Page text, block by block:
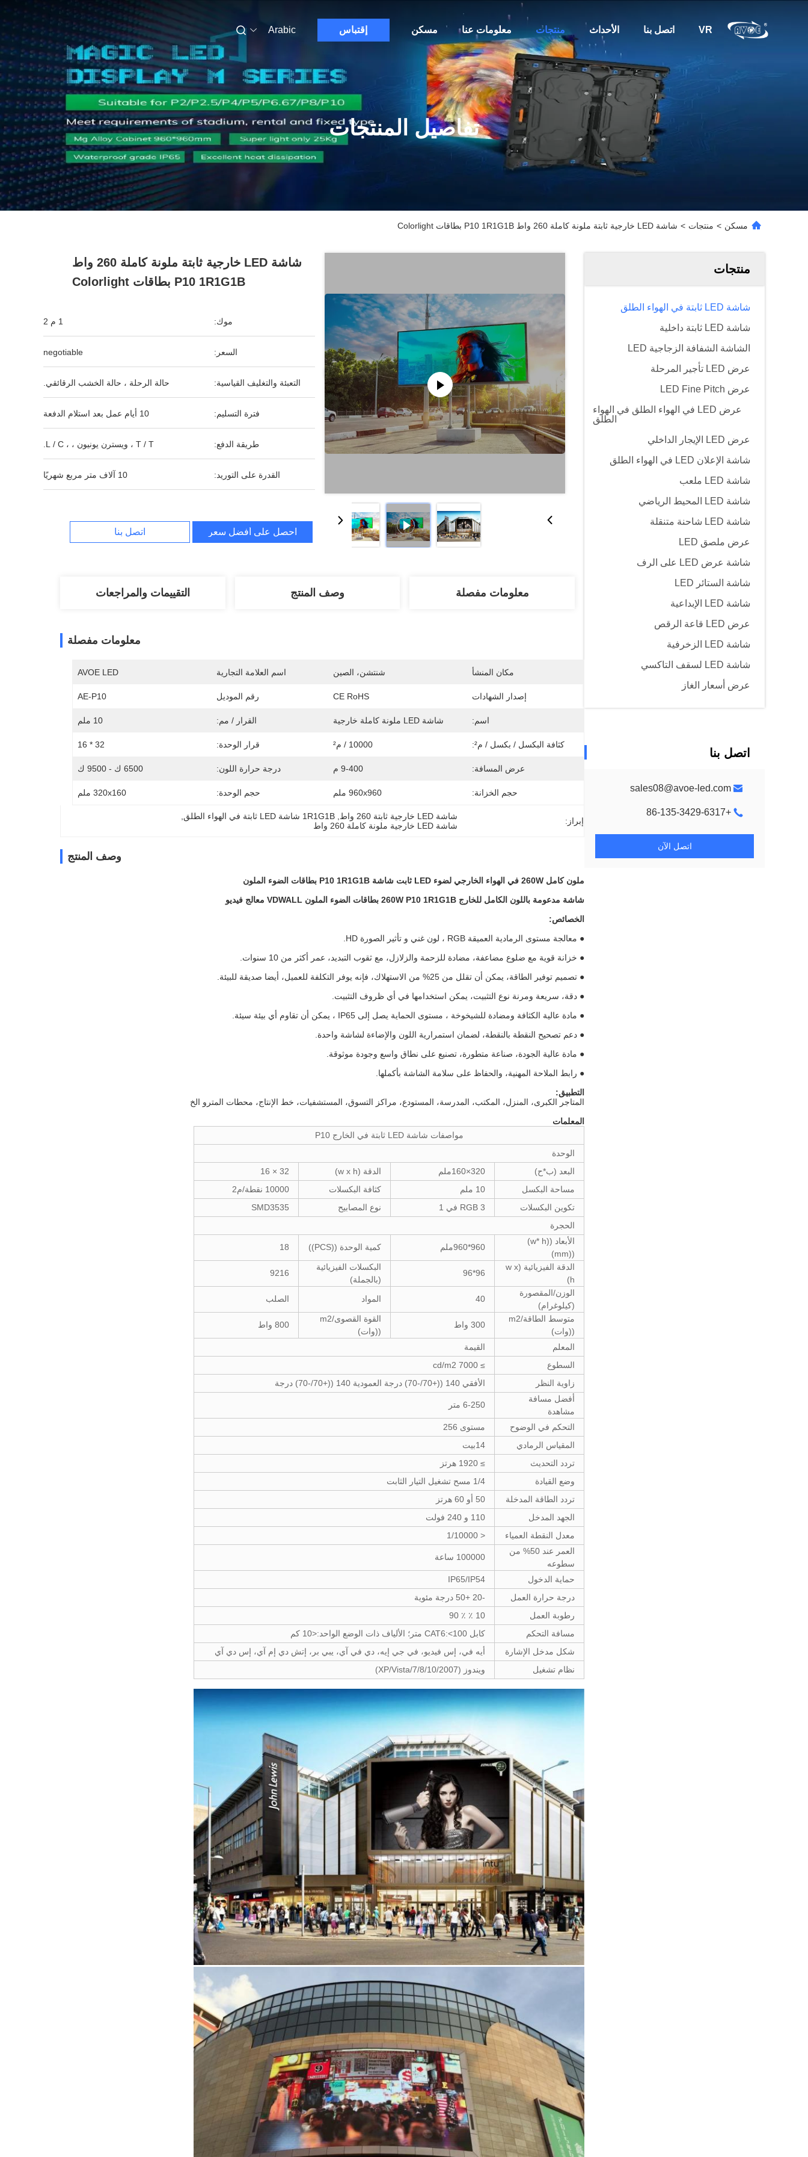
مسكن معلومات عنا منتجات الأحداث اتصل بنا VR إقتباس Arabic
تفاصيل المنتجات
مسكن > منتجات > شاشة LED خارجية ثابتة ملونة كاملة 260 واط P10 1R1G1B بطاقات Colorlight
منتجات
شاشة LED ثابتة في الهواء الطلق
شاشة LED ثابتة داخلية
الشاشة الشفافة الزجاجية LED
عرض LED تأجير المرحلة
عرض LED Fine Pitch
عرض LED في الهواء الطلق في الهواء
الطلق
عرض LED الإيجار الداخلي
شاشة الإعلان LED في الهواء الطلق
شاشة LED ملعب
شاشة LED المحيط الرياضي
شاشة LED شاحنة متنقلة
عرض ملصق LED
شاشة عرض LED على الرف
شاشة الستائر LED
شاشة LED الإبداعية
عرض LED قاعة الرقص
شاشة LED الزخرفية
شاشة LED لسقف التاكسي
عرض أسعار الغاز
اتصل بنا
sales08@avoe-led.com
+86-135-3429-6317
اتصل الآن
شاشة LED خارجية ثابتة ملونة كاملة 260 واط
P10 1R1G1B بطاقات Colorlight
موك: 1 م 2
السعر: negotiable
التعبئة والتغليف القياسية: حالة الرحلة ، حالة الخشب الرقائقي.
فترة التسليم: 10 أيام عمل بعد استلام الدفعة
طريقة الدفع: T / T ، ويسترن يونيون ، ، L / C.
القدرة على التوريد: 10 آلاف متر مربع شهريًا
احصل على أفضل سعر اتصل بنا
معلومات مفصلة وصف المنتج التقييمات والمراجعات
معلومات مفصلة
مكان المنشأ شنتشن، الصين اسم العلامة التجارية AVOE LED
إصدار الشهادات CE RoHS رقم الموديل AE-P10
اسم: شاشة LED ملونة كاملة خارجية القرار / مم: 10 ملم
كثافة البكسل / بكسل / م²: 10000 / م² قرار الوحدة: 32 * 16
عرض المسافة: 9-400 م درجة حرارة اللون: 6500 ك - 9500 ك
حجم الخزانة: 960x960 ملم حجم الوحدة: 320x160 ملم
إبراز: شاشة LED خارجية ثابتة 260 واط , 1R1G1B شاشة LED ثابتة في الهواء الطلق
شاشة LED خارجية ملونة كاملة 260 واط
وصف المنتج
ملون كامل 260W في الهواء الخارجي لضوء LED ثابت شاشة P10 1R1G1B بطاقات الضوء الملون
شاشة مدعومة باللون الكامل للخارج 260W P10 1R1G1B بطاقات الضوء الملون VDWALL معالج فيديو
الخصائص:
● معالجة مستوى الرمادية العميقة RGB ، لون غني و تأثير الصورة HD.
● خزانة قوية مع ضلوع مضاعفة، مضادة للزحمة والزلازل، مع ثقوب التبديد، عمر أكثر من 10 سنوات.
● تصميم توفير الطاقة، يمكن أن تقلل من 25% من الاستهلاك، فإنه يوفر التكلفة للعميل، أيضا صديقة للبيئة.
● دقة، سريعة ومرنة نوع التثبيت، يمكن استخدامها في أي ظروف التثبيت.
● مادة عالية الكثافة ومضادة للشيخوخة ، مستوى الحماية يصل إلى IP65 ، يمكن أن تقاوم أي بيئة سيئة.
● دعم تصحيح النقطة بالنقطة، لضمان استمرارية اللون والإضاءة لشاشة واحدة.
● مادة عالية الجودة، صناعة متطورة، تصنيع على نطاق واسع وجودة موثوقة.
● رابط الملاحة المهنية، والحفاظ على سلامة الشاشة بأكملها.
التطبيق:
المتاجر الكبرى، المنزل، المكتب، المدرسة، المستودع، مراكز التسوق، المستشفيات، خط الإنتاج، محطات المترو الخ
المعلمات
مواصفات شاشة LED ثابتة في الخارج P10
الوحدة
البعد (ب*ح)
320×160ملم الدقة (w x h)
32 × 16
مساحة البكسل
10 ملم كثافة البكسلات
10000 نقطة/م2
تكوين البكسلات
RGB 3 في 1 نوع المصابيح
SMD3535
الحجرة
الأبعاد ((w* h)
((mm)
960*960ملم كمية الوحدة ((PCS)) 18
الدقة الفيزيائية (w x
h)
96*96
البكسلات الفيزيائية
(بالجملة)
9216
الوزن/المقصورة
(كيلوغرام)
40 المواد الصلب
متوسط الطاقة/m2
((وات)
300 واط
القوة القصوى/m2
((وات)
800 واط
المعلم
القيمة
السطوع
≥ 7000 cd/m2
زاوية النظر
الأفقي 140 ((+70/-70) درجة العمودية 140 ((+70/-70) درجة
أفضل مسافة
مشاهدة
6-250 متر
التحكم في الوضوح
مستوى 256
المقياس الرمادي
14بيت
تردد التحديث
≥ 1920 هرتز
وضع القيادة
1/4 مسح تشغيل التيار الثابت
تردد الطاقة المدخلة
50 أو 60 هرتز
الجهد المدخل
110 و 240 فولت
معدل النقطة العمياء
< 1/10000
العمر عند 50% من
سطوعه
100000 ساعة
حماية الدخول
IP65/IP54
درجة حرارة العمل
-20 ️+50 درجة مئوية
رطوبة العمل
10 ٪ ٪ 90
مسافة التحكم
كابل CAT6:<100 متر؛ الألياف ذات الوضع الواحد:<10 كم
شكل مدخل الإشارة
أيه في، إس فيديو، في جي إيه، دي في آي، يبي بر، إتش دي إم آي، إس دي آي
نظام تشغيل
ويندوز (2007/XP/Vista/7/8/10)